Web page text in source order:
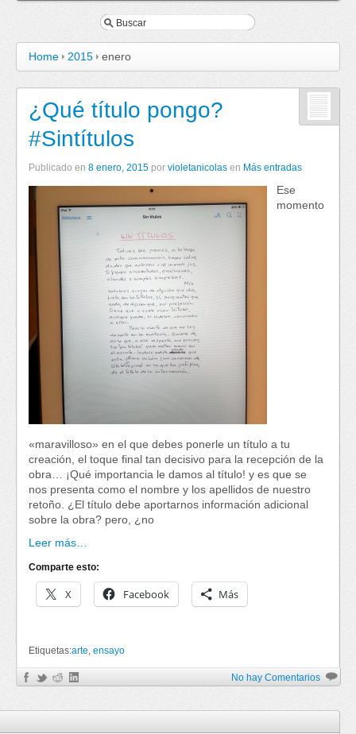
Home 2015 enero
¿Qué título pongo?
#Sintítulos
Publicado en 8 enero, 2015 por violetanicolas en Más entradas
Ese
momento
«maravilloso» en el que debes ponerle un título a tu
creación, el toque final tan decisivo para la recepción de la
obra… ¡Qué importancia le damos al título! y es que se
nos presenta como el nombre y los apellidos de nuestro
retoño. ¿El título debe aportarnos información adicional
sobre la obra? pero, ¿no
Leer más…
Comparte esto:
X Facebook Más
Etiquetas:arte, ensayo
No hay Comentarios